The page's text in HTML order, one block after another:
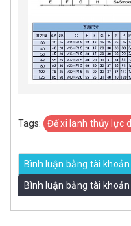
Tags: Đế xi lanh thủy lực
Bình luận bằng tài
Bình luận bằng tài